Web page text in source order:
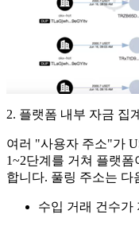
2. 플랫폼 내부 자금 집계
여러 "사용자 주소"가
1~2단계를 거쳐 플랫
합니다. 풀링 주소는 다
수입 거래 건수가